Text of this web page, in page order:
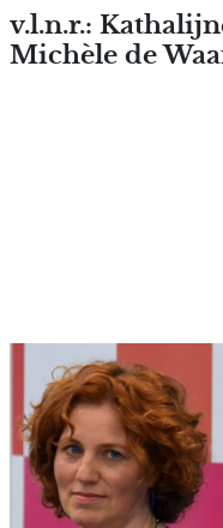
v.l.n.r.:
Michèle de